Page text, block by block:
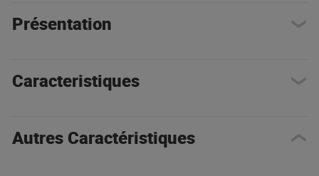
Présentation
Caracteristiques
Autres Caractéristiques